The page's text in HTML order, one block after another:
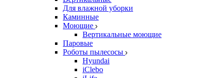
Для влажной уборки
Каминные
Моющие
Вертикальные моющие
Паровые
Роботы пылесосы
Hyundai
iClebo